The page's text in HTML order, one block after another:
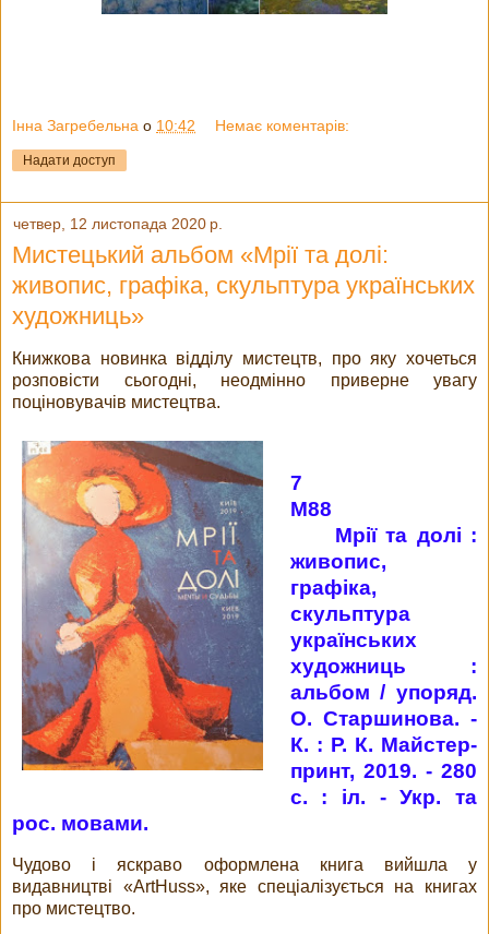
Інна Загребельна о 10:42 Немає коментарів:
Надати доступ
четвер, 12 листопада 2020 р.
Мистецький альбом «Мрії та долі:
живопис, графіка, скульптура українських
художниць»
Книжкова новинка відділу мистецтв, про яку хочеться
розповісти сьогодні, неодмінно приверне увагу
поціновувачів мистецтва.
7
М88
Мрії та долі :
живопис,
графіка,
скульптура
українських
художниць :
альбом / упоряд.
О. Старшинова. -
К. : Р. К. Майстер-
принт, 2019. - 280
с. : іл. - Укр. та
рос. мовами.
Чудово і яскраво оформлена книга вийшла у
видавництві «ArtHuss», яке спеціалізується на книгах
про мистецтво.